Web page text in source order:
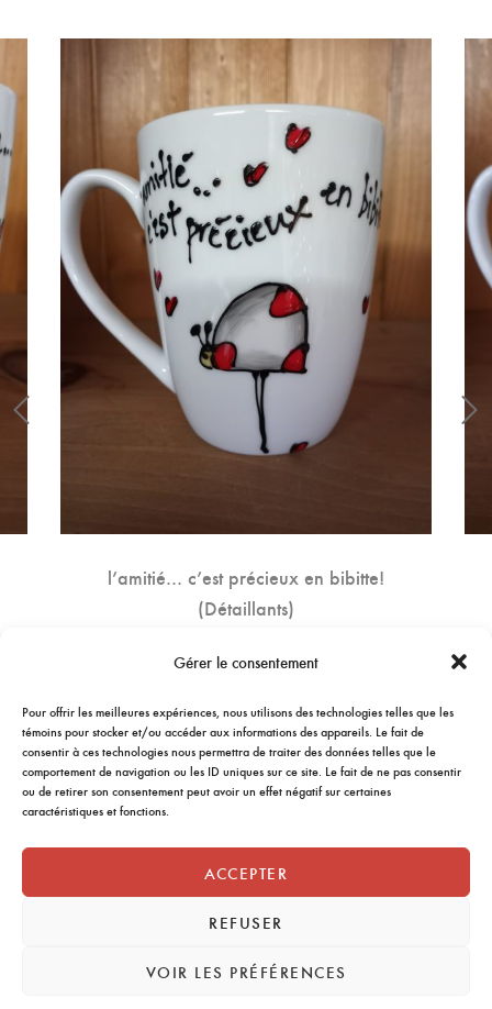
Gérer le consentement
Pour offrir les meilleures expériences, nous utilisons des technologies telles que les
témoins pour stocker et/ou accéder aux informations des appareils. Le fait de
consentir à ces technologies nous permettra de traiter des données telles que le
comportement de navigation ou les ID uniques sur ce site. Le fait de ne pas consentir
ou de retirer son consentement peut avoir un effet négatif sur certaines
caractéristiques et fonctions.
ACCEPTER
REFUSER
VOIR LES PRÉFÉRENCES
l’amitié… c’est précieux en bibitte!
(Détaillants)